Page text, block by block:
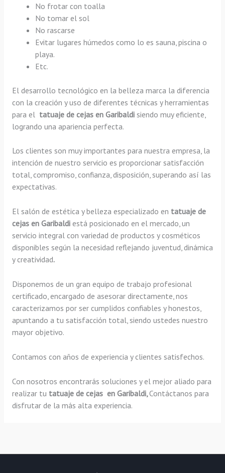
No frotar con toalla
No tomar el sol
No rascarse
Evitar lugares húmedos como lo es sauna, piscina o
playa.
Etc.
El desarrollo tecnológico en la belleza marca la diferencia
con la creación y uso de diferentes técnicas y herramientas
para el tatuaje de cejas en Garibaldisiendo muy eficiente,
logrando una apariencia perfecta.
Los clientes son muy importantes para nuestra empresa, la
intención de nuestro servicio es proporcionar satisfacción
total, compromiso, confianza, disposición, superando así las
expectativas.
El salón de estética y belleza especializado en tatuaje de
cejas en Garibaldiestá posicionado en el mercado, un
servicio integral con variedad de productos y cosméticos
disponibles según la necesidad reflejando juventud, dinámica
y creatividad.
Disponemos de un gran equipo de trabajo profesional
certificado, encargado de asesorar directamente, nos
caracterizamos por ser cumplidos confiables y honestos,
apuntando a tu satisfacción total, siendo ustedes nuestro
mayor objetivo.
Contamos con años de experiencia y clientes satisfechos.
Con nosotros encontrarás soluciones y el mejor aliado para
realizar tu tatuaje de cejas en Garibaldi,Contáctanos para
disfrutar de la más alta experiencia.